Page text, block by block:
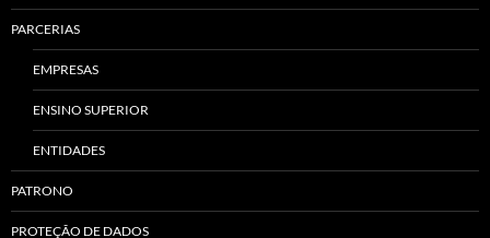
PARCERIAS
EMPRESAS
ENSINO SUPERIOR
ENTIDADES
PATRONO
PROTEÇÃO DE DADOS